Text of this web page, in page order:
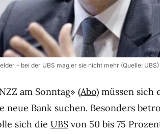
- bei der UBS mag er sie nicht mehr (Quelle: UBS)
am Sonntag» (Abo) müssen sich
Bank suchen. Besonders
sich die UBS von 50 bis 75